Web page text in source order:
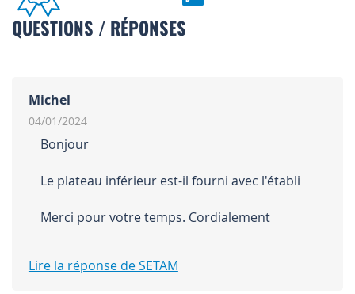
QUESTIONS / RÉPONSES
Michel
04/01/2024
Bonjour
Le plateau inférieur est-il fourni avec l'établi
Merci pour votre temps. Cordialement
Lire la réponse de SETAM